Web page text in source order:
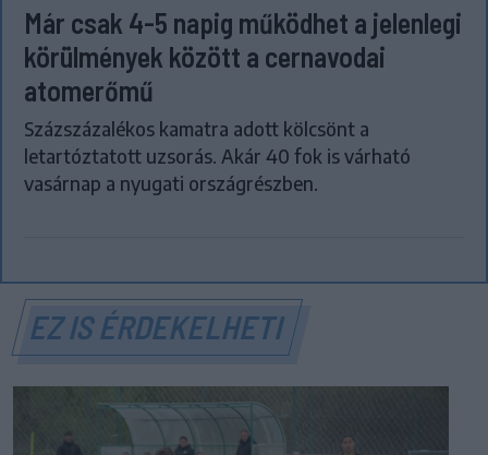
Már csak 4-5 napig működhet a jelenlegi
körülmények között a cernavodai
atomerőmű
Százszázalékos kamatra adott kölcsönt a
letartóztatott uzsorás. Akár 40 fok is várható
vasárnap a nyugati országrészben.
EZ IS ÉRDEKELHETI